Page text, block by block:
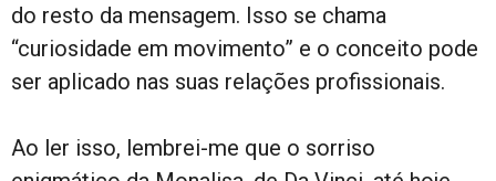
do resto da mensagem. Isso se chama
“curiosidade em movimento” e o conceito pode
ser aplicado nas suas relações profissionais.
Ao ler isso, lembrei-me que o sorriso